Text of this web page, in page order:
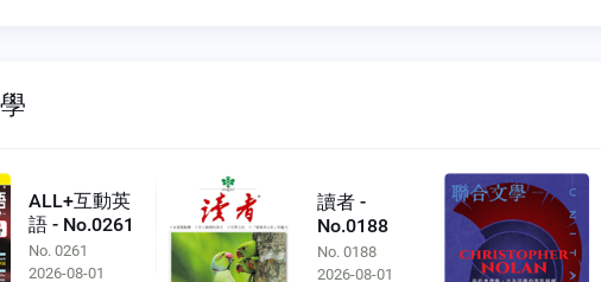
ALL+互動英
語 - No.0261
No. 0261
2026-08-01
讀者 -
No.0188
No. 0188
2026-08-01